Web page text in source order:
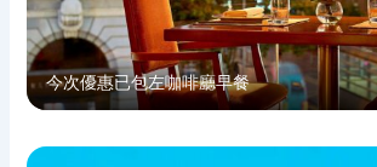
今次優惠已包左咖啡廳早餐